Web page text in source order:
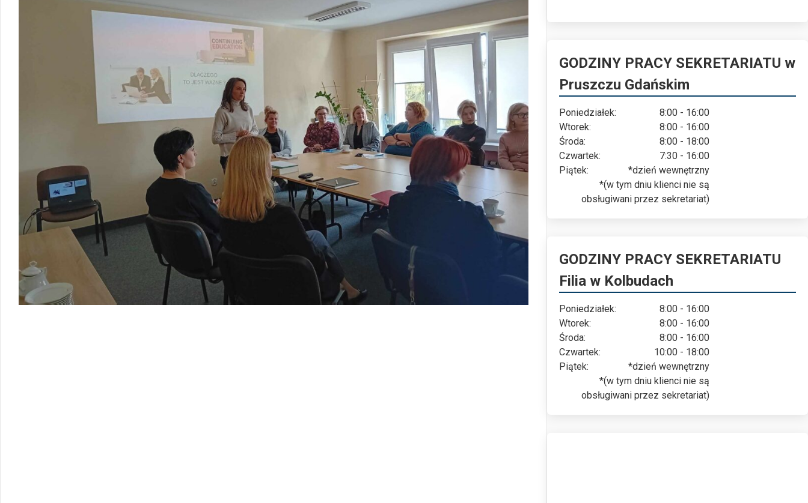
GODZINY PRACY SEKRETARIATU w
Pruszczu Gdańskim
Poniedziałek:
8:00 - 16:00
Wtorek:
8:00 - 16:00
Środa:
8:00 - 18:00
Czwartek:
7:30 - 16:00
Piątek:
*dzień wewnętrzny
*(w tym dniu klienci nie są
obsługiwani przez sekretariat)
GODZINY PRACY SEKRETARIATU
Filia w Kolbudach
Poniedziałek:
8:00 - 16:00
Wtorek:
8:00 - 16:00
Środa:
8:00 - 16:00
Czwartek:
10:00 - 18:00
Piątek:
*dzień wewnętrzny
*(w tym dniu klienci nie są
obsługiwani przez sekretariat)